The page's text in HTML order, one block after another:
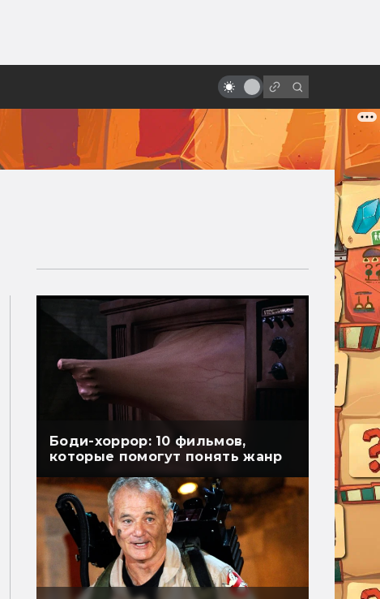
«Светлячка» и «Мстителей»
Боди-хоррор: 10 фильмов,
которые помогут понять жанр